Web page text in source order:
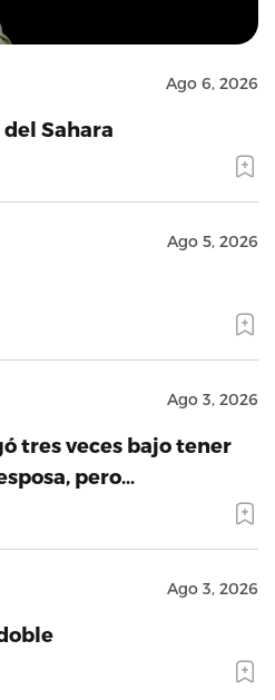
Ago 6, 2026
Sahara
Ago 5, 2026
Ago 3, 2026
tres veces bajo tener
pero…
Ago 3, 2026